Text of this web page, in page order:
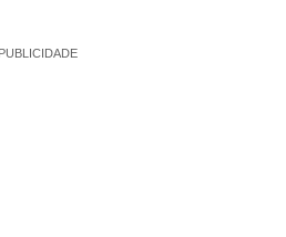
PUBLICIDADE